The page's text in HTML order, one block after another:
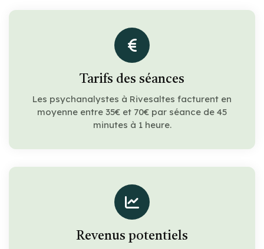
Tarifs des séances
Les psychanalystes à Rivesaltes facturent en
moyenne entre 35€ et 70€ par séance de 45
minutes à 1 heure.
Revenus potentiels